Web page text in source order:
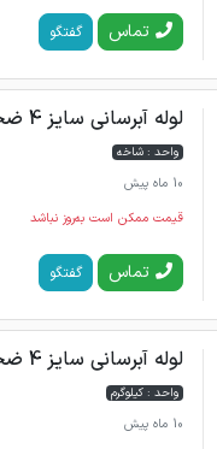
تماس گفتگو
لوله آبرسانی سایز 4 ضخامت 2
واحد : شاخه
10 ماه پیش
قیمت ممکن است به‌روز نباشد
تماس گفتگو
لوله آبرسانی سایز 4 ضخامت 2
واحد : کیلوگرم
10 ماه پیش